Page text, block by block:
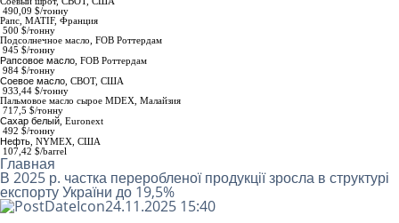
490,09 $/тонну
Рапс , MATIF, Франция
500 $/тонну
Подсолнечное масло FOB Роттердам
945 $/тонну
Рапсовое масло FOB Роттердам
984 $/тонну
Соевое масло СВОТ, США
933,44 $/тонну
Пальмовое масло сырое МDEX , Малайзия
717,5 $/тонну
Сахар белый Euronext
492 $/тонну
Нефть , NYMEX, США
107,42 $/barrel
Главная
В 2025 р. частка переробленої продукції зросла в структурі
експорту України до 19,5%
24.11.2025 15:40